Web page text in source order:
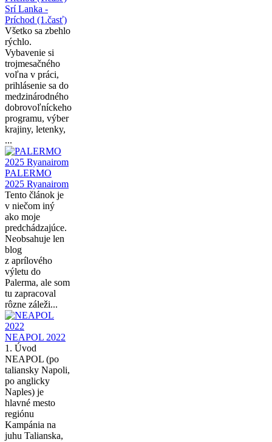
Srí Lanka -
Príchod (1.časť)
Všetko sa zbehlo
rýchlo.
Vybavenie si
trojmesačného
voľna v práci,
prihlásenie sa do
medzinárodného
dobrovoľníckeho
programu, výber
krajiny, letenky,
...
PALERMO
2025 Ryanairom
Tento článok je
v niečom iný
ako moje
predchádzajúce.
Neobsahuje len
blog
z aprílového
výletu do
Palerma, ale som
tu zapracoval
rôzne záleži...
NEAPOL 2022
1. Úvod
NEAPOL (po
taliansky Napoli,
po anglicky
Naples) je
hlavné mesto
regiónu
Kampánia na
juhu Talianska,